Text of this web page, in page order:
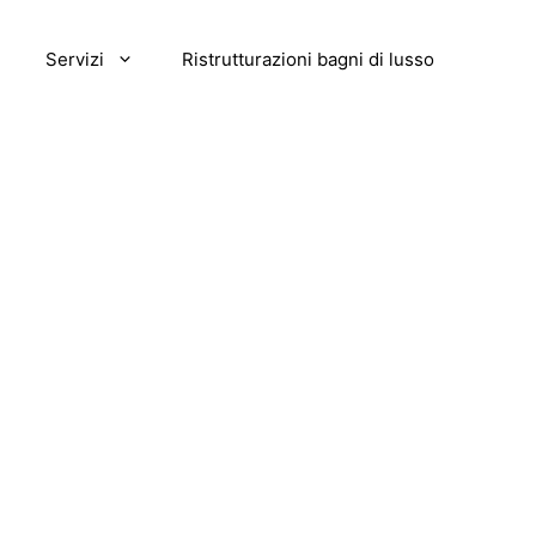
Servizi Ristrutturazioni bagni di lusso